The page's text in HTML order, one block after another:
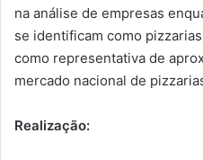
na análise de empresas
se identificam como
como representativa de
mercado nacional de
Realização: